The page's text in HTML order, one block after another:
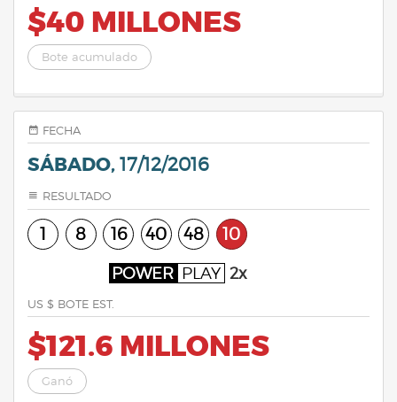
$40 MILLONES
Bote acumulado
FECHA
SÁBADO, 17/12/2016
RESULTADO
1 8 16 40 48 10
POWER PLAY 2x
US $ BOTE EST.
$121.6 MILLONES
Ganó